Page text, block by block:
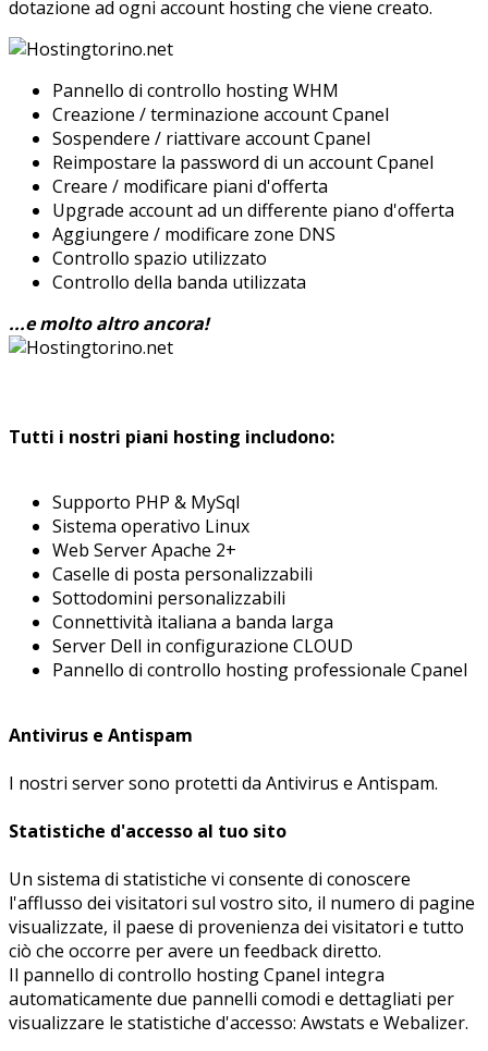
dotazione ad ogni account hosting che viene creato.
Pannello di controllo hosting WHM
Creazione / terminazione account Cpanel
Sospendere / riattivare account Cpanel
Reimpostare la password di un account Cpanel
Creare / modificare piani d'offerta
Upgrade account ad un differente piano d'offerta
Aggiungere / modificare zone DNS
Controllo spazio utilizzato
Controllo della banda utilizzata
...e molto altro ancora!
Tutti i nostri piani hosting includono:
Supporto PHP & MySql
Sistema operativo Linux
Web Server Apache 2+
Caselle di posta personalizzabili
Sottodomini personalizzabili
Connettività italiana a banda larga
Server Dell in configurazione CLOUD
Pannello di controllo hosting professionale Cpanel
Antivirus e Antispam
I nostri server sono protetti da Antivirus e Antispam.
Statistiche d'accesso al tuo sito
Un sistema di statistiche vi consente di conoscere
l'afflusso dei visitatori sul vostro sito, il numero di pagine
visualizzate, il paese di provenienza dei visitatori e tutto
ciò che occorre per avere un feedback diretto.
Il pannello di controllo hosting Cpanel integra
automaticamente due pannelli comodi e dettagliati per
visualizzare le statistiche d'accesso: Awstats e Webalizer.